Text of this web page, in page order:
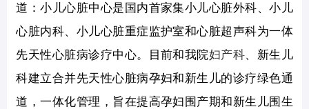
道：小儿心脏中心是国内首家集小儿心脏外科、小儿
心脏内科、小儿心脏重症监护室和心脏超声科为一体
先天性心脏病诊疗中心。目前和我院妇产科、新生儿
科建立合并先天性心脏病孕妇和新生儿的诊疗绿色通
道，一体化管理，旨在提高孕妇围产期和新生儿围生